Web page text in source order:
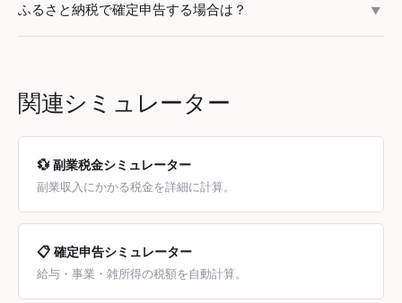
「雑所得」です。事業所得にするには帳簿の作成・保存が必
要ですが、青色申告特別控除（最大65万円）のメリットがあ
ふるさと納税で確定申告する場合は？ ▼
場合」にのみ適用されます。
関連シミュレーター
💱 副業税金シミュレーター
副業収入にかかる税金を詳細に計算。
📋 確定申告シミュレーター
給与・事業・雑所得の税額を自動計算。